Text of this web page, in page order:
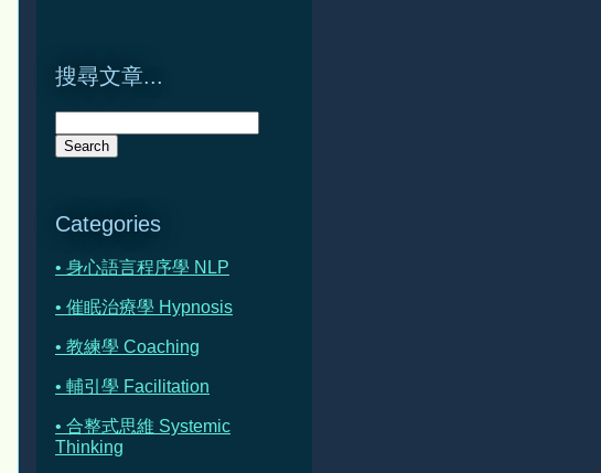
搜尋文章...
Categories
• 身心語言程序學 NLP
• 催眠治療學 Hypnosis
• 教練學 Coaching
• 輔引學 Facilitation
• 合整式思維 Systemic
Thinking